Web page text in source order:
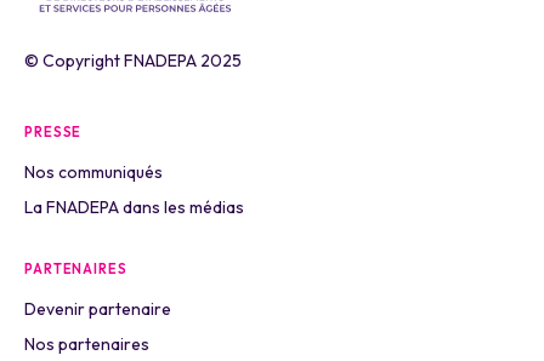
© Copyright FNADEPA 2025
PRESSE
Nos communiqués
La FNADEPA dans les médias
PARTENAIRES
Devenir partenaire
Nos partenaires